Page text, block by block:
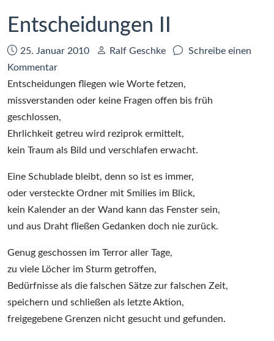
Entscheidungen II
Datum:
25. Januar 2010 Autor:
Ralf Geschke
Schreibe einen
Kommentarzu
Entscheidungen
II
Entscheidungen fliegen wie Worte fetzen,
missverstanden oder keine Fragen offen bis früh
geschlossen,
Ehrlichkeit getreu wird reziprok ermittelt,
kein Traum als Bild und verschlafen erwacht.
Eine Schublade bleibt, denn so ist es immer,
oder versteckte Ordner mit Smilies im Blick,
kein Kalender an der Wand kann das Fenster sein,
und aus Draht fließen Gedanken doch nie zurück.
Genug geschossen im Terror aller Tage,
zu viele Löcher im Sturm getroffen,
Bedürfnisse als die falschen Sätze zur falschen Zeit,
speichern und schließen als letzte Aktion,
freigegebene Grenzen nicht gesucht und gefunden.